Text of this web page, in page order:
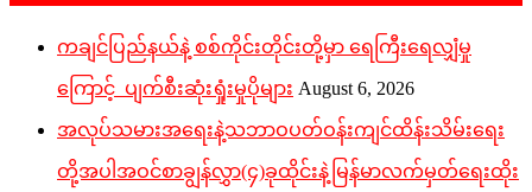
ကချင်ပြည်နယ်နဲ့ စစ်ကိုင်းတိုင်းတို့မှာ ရေကြီးရေလျှံမှု
ကြောင့် ပျက်စီးဆုံးရှုံးမှုပိုများ August 6, 2026
အလုပ်သမားအရေးနဲ့သဘာဝပတ်ဝန်းကျင်ထိန်းသိမ်းရေး
တို့အပါအဝင်စာချွန်လွှာ(၄)ခုထိုင်းနဲ့မြန်မာလက်မှတ်ရေးထိုး